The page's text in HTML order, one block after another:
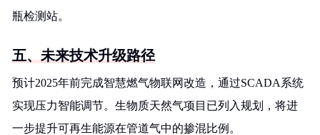
瓶检测站。
五、未来技术升级路径
预计2025年前完成智慧燃气物联网改造，通过SCADA系统
实现压力智能调节。生物质天然气项目已列入规划，将进
一步提升可再生能源在管道气中的掺混比例。